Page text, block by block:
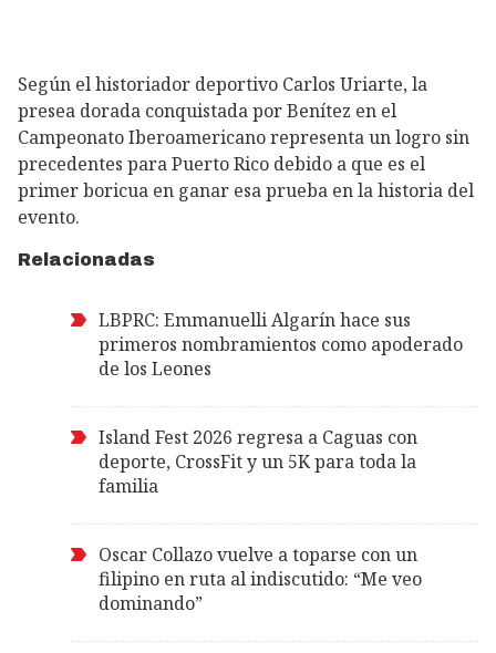
Según el historiador deportivo Carlos Uriarte, la
presea dorada conquistada por Benítez en el
Campeonato Iberoamericano representa un logro sin
precedentes para Puerto Rico debido a que es el
primer boricua en ganar esa prueba en la historia del
evento.
Relacionadas
LBPRC: Emmanuelli Algarín hace sus
primeros nombramientos como apoderado
de los Leones
Island Fest 2026 regresa a Caguas con
deporte, CrossFit y un 5K para toda la
familia
Oscar Collazo vuelve a toparse con un
filipino en ruta al indiscutido: “Me veo
dominando”